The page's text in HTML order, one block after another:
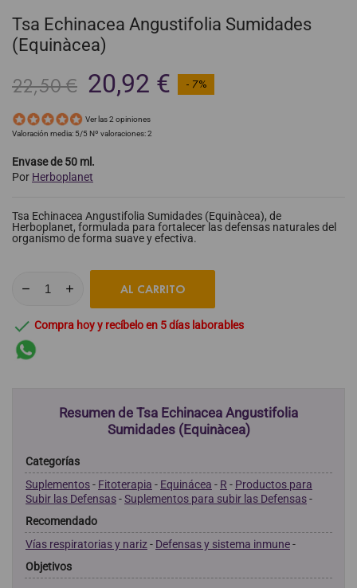
Tsa Echinacea Angustifolia Sumidades
(Equinàcea)
22,50 € 20,92 € - 7%
Ver las 2 opiniones
Valoración media: 5/5 Nº valoraciones:2
Envase de 50 ml.
Por Herboplanet
Tsa Echinacea Angustifolia Sumidades (Equinàcea), de
Herboplanet, formulada para fortalecer las defensas naturales del
organismo de forma suave y efectiva.
AL CARRITO
 Compra hoy y recíbelo en 5 días laborables
Resumen de Tsa Echinacea Angustifolia
Sumidades (Equinàcea)
Categorías
Suplementos- Fitoterapia - Equinácea - R - Productos para
Subir las Defensas-Suplementos para subir las Defensas-
Recomendado
Vías respiratorias y nariz- Defensas y sistema inmune-
Objetivos